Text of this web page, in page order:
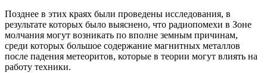
Позднее в этих краях были проведены исследования, в
результате которых было выяснено, что радиопомехи в Зоне
молчания могут возникать по вполне земным причинам,
среди которых большое содержание магнитных металлов
после падения метеоритов, которые в теории могут влиять на
работу техники.